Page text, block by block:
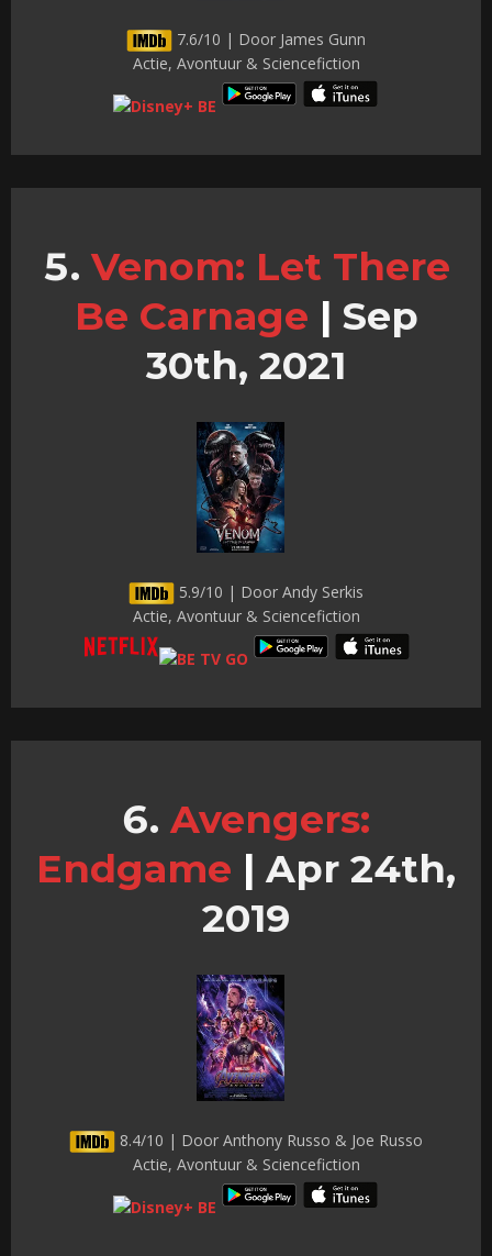
7.6/10 | Door James Gunn
Actie, Avontuur & Sciencefiction
Venom: Let There
Be Carnage | Sep
30th, 2021
5.9/10 | Door Andy Serkis
Actie, Avontuur & Sciencefiction
Avengers:
Endgame | Apr 24th,
2019
8.4/10 | Door Anthony Russo & Joe Russo
Actie, Avontuur & Sciencefiction